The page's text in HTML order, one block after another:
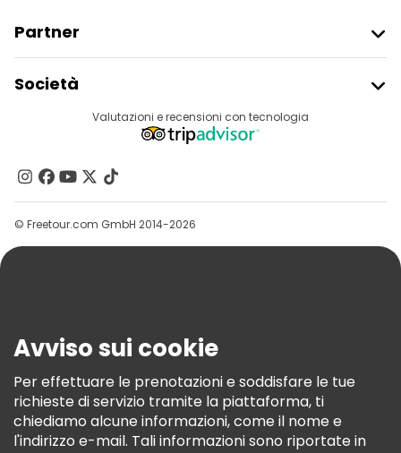
Partner
Accesso Del Fornitore
Programma Di Affiliazione
Società
Destinazioni
Contattaci
Gruppi
Aiuto
Termini E Condizioni
Informativa Sui Cookie
Freetour Premi
Programma Di Fidelizzazione
Valutazioni e recensioni con tecnologia
© Freetour.com GmbH 2014-2026
Avviso sui cookie
Per effettuare le prenotazioni e soddisfare le tue
richieste di servizio tramite la piattaforma, ti
chiediamo alcune informazioni, come il nome e
l'indirizzo e-mail. Tali informazioni sono riportate in